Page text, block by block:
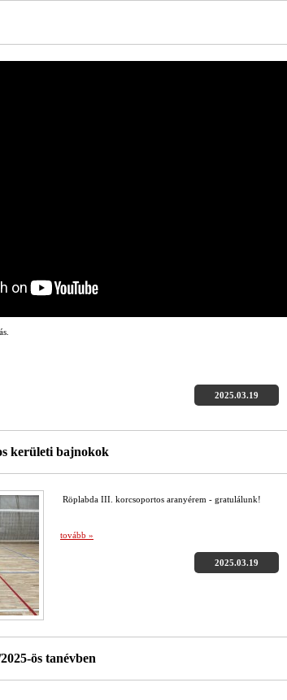
2025.03.19
kerületi bajnokok
Röplabda III. korcsoportos aranyérem - gratulálunk!
tovább »
2025.03.19
ös tanévben